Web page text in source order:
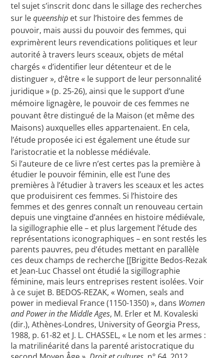
tel sujet s’inscrit donc dans le sillage des recherches
sur lequeenship et sur l’histoire des femmes de
pouvoir, mais aussi du pouvoir des femmes, qui
exprimèrent leurs revendications politiques et leur
autorité à travers leurs sceaux, objets de métal
chargés « d’identifier leur détenteur et de le
distinguer », d’être « le support de leur personnalité
juridique » (p. 25-26), ainsi que le support d’une
mémoire lignagère, le pouvoir de ces femmes ne
pouvant être distingué de la Maison (et même des
Maisons) auxquelles elles appartenaient. En cela,
l’étude proposée ici est également une étude sur
l’aristocratie et la noblesse médiévale.
Si l’auteure de ce livre n’est certes pas la première à
étudier le pouvoir féminin, elle est l’une des
premières à l’étudier à travers les sceaux et les actes
que produisirent ces femmes. Si l’histoire des
femmes et des genres connaît un renouveau certain
depuis une vingtaine d’années en histoire médiévale,
la sigillographie elle – et plus largement l’étude des
représentations iconographiques – en sont restés les
parents pauvres, peu d’études mettant en parallèle
ces deux champs de recherche [[Brigitte Bedos-Rezak
et Jean-Luc Chassel ont étudié la sigillographie
féminine, mais leurs entreprises restent isolées. Voir
à ce sujet B. BEDOS-REZAK, « Women, seals and
power in medieval France (1150-1350) », dans Women
and Power in the Middle Ages, M. Erler et M. Kovaleski
(dir.), Athènes-Londres, University of Georgia Press,
1988, p. 61-82 et J. L. CHASSEL, « Le nom et les armes :
la matrilinéarité dans la parenté aristocratique du